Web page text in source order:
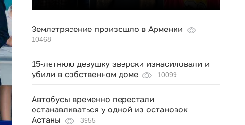
Землетрясение произошло в Армении
10468
15-летнюю девушку зверски изнасиловали и
убили в собственном доме
10099
Автобусы временно перестали
останавливаться у одной из остановок
Астаны
3955